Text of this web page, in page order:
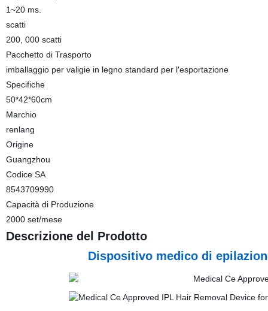
1~20 ms.
scatti
200, 000 scatti
Pacchetto di Trasporto
imballaggio per valigie in legno standard per l′esportazione
Specifiche
50*42*60cm
Marchio
renlang
Origine
Guangzhou
Codice SA
8543709990
Capacità di Produzione
2000 set/mese
Descrizione del Prodotto
Dispositivo medico di